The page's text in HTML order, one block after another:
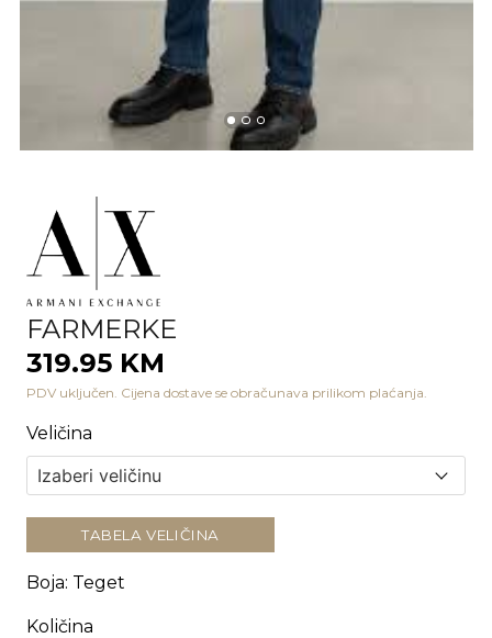
FARMERKE
319.95 KM
PDV uključen. Cijena dostave se obračunava prilikom plaćanja.
Veličina
TABELA VELIČINA
Boja: Teget
Količina